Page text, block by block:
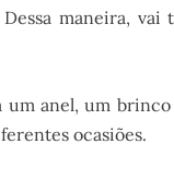
maneira, vai
um anel, um
ocasiões.